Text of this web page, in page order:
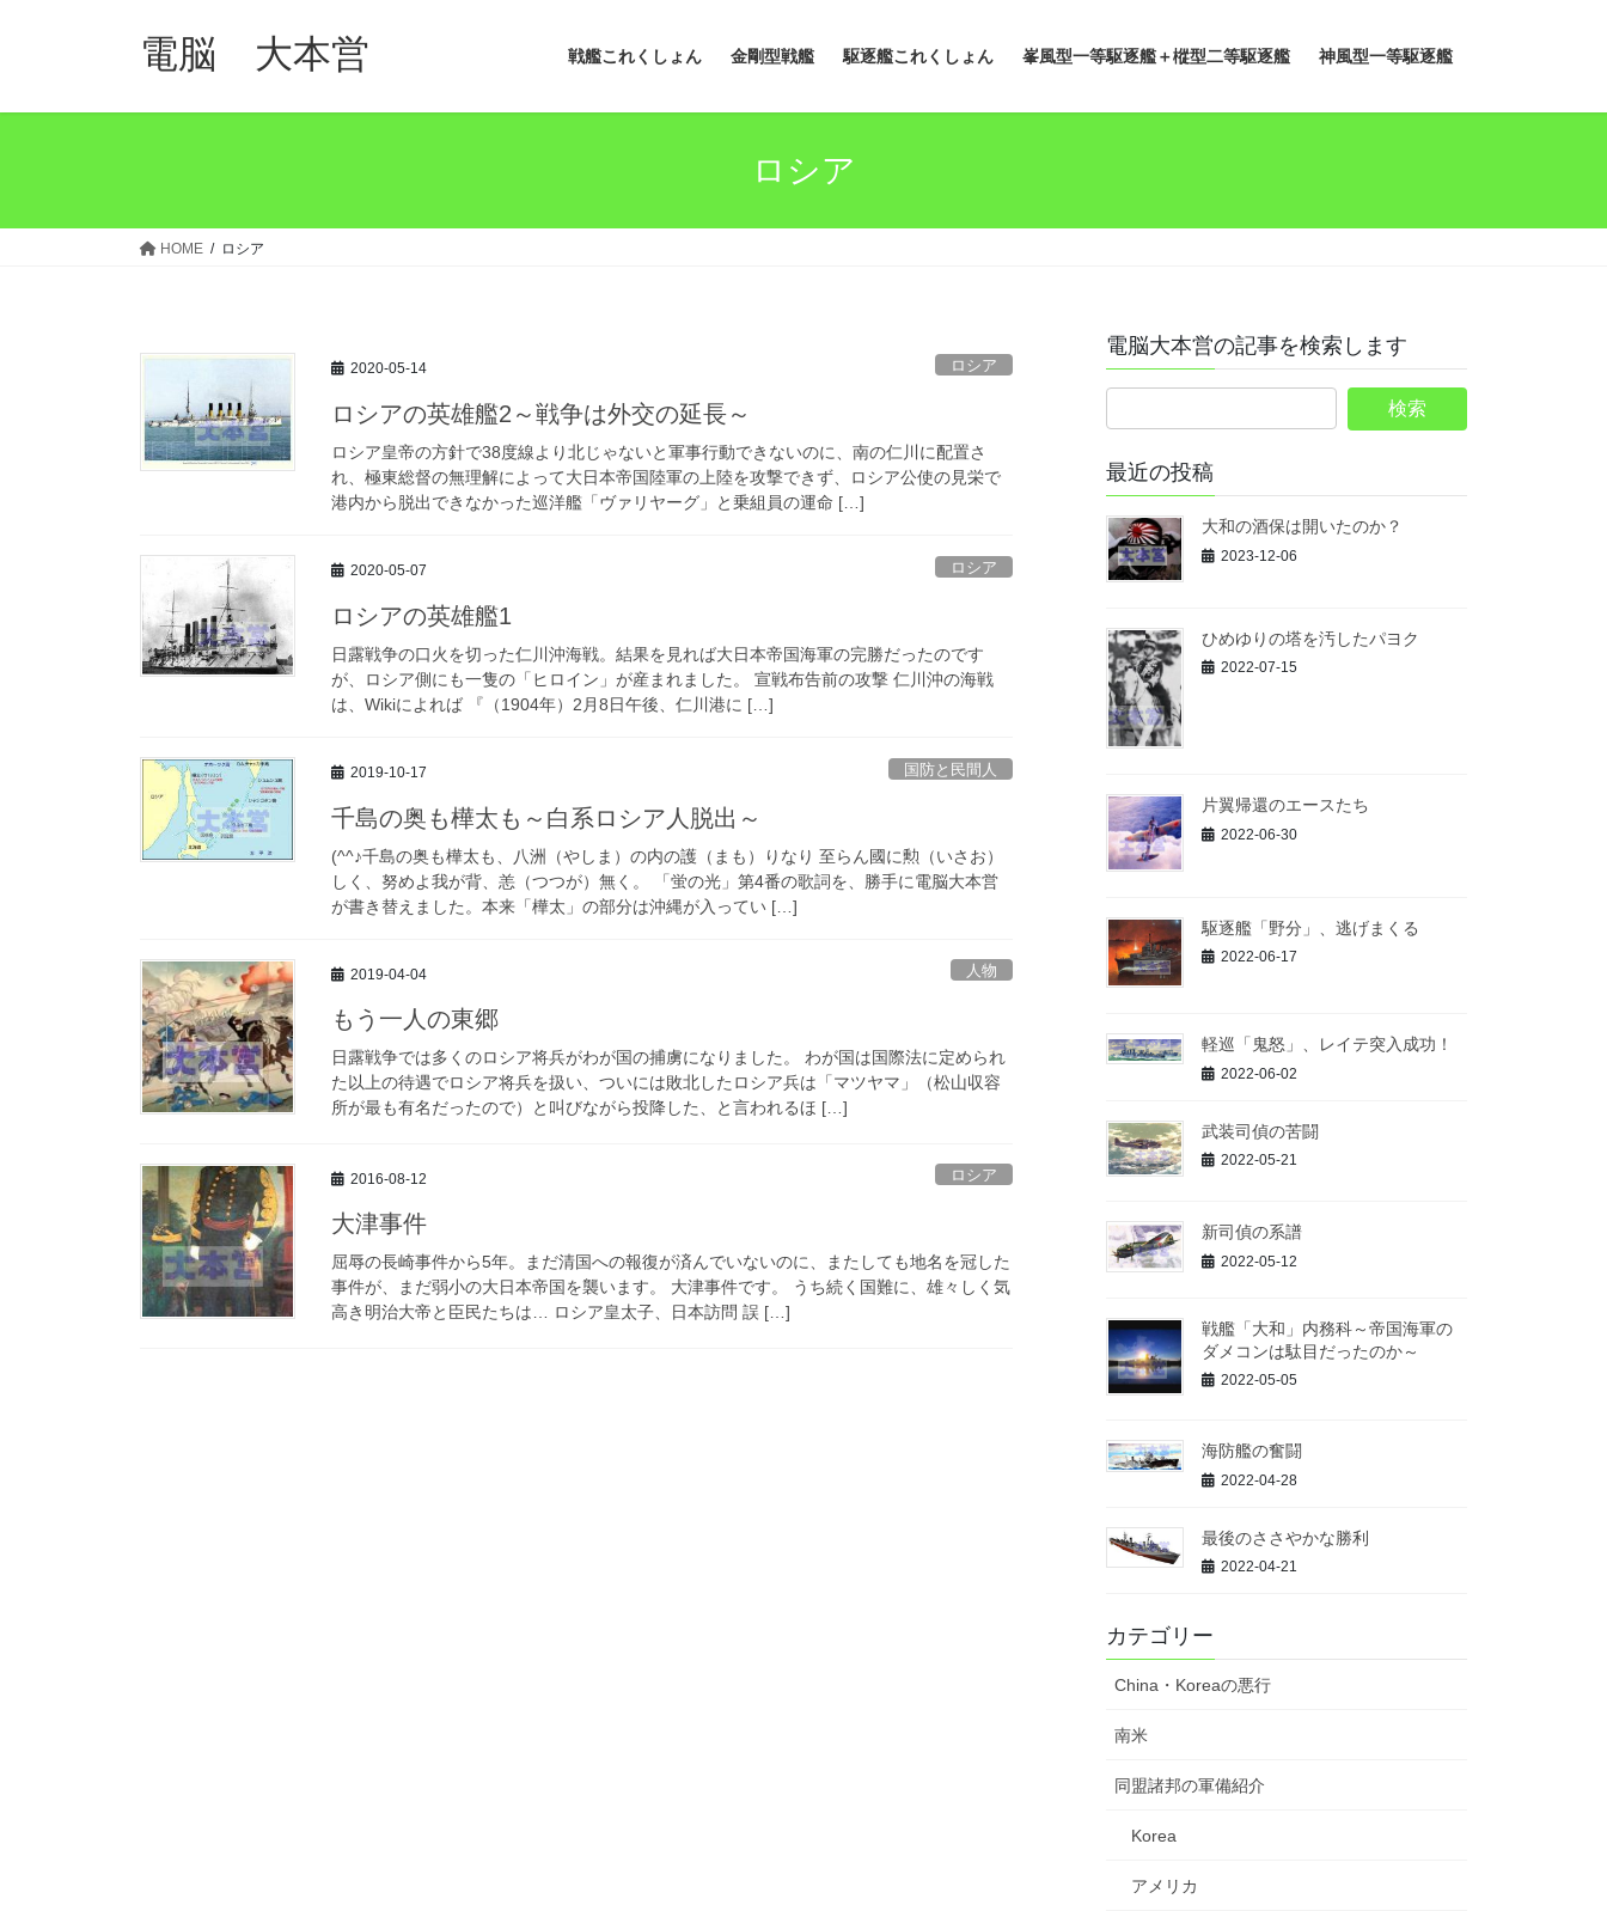
電脳 大本営 戦艦これくしょん 金剛型戦艦 駆逐艦これくしょん 峯風型一等駆逐艦＋樅型二等駆逐艦 神風型一等駆逐艦
ロシア
HOME ロシア
2020-05-14 ロシア
ロシアの英雄艦2～戦争は外交の延長～
ロシア皇帝の方針で38度線より北じゃないと軍事行動できないのに、南の仁川に配置さ
れ、極東総督の無理解によって大日本帝国陸軍の上陸を攻撃できず、ロシア公使の見栄で
港内から脱出できなかった巡洋艦「ヴァリヤーグ」と乗組員の運命 […]
2020-05-07 ロシア
ロシアの英雄艦1
日露戦争の口火を切った仁川沖海戦。結果を見れば大日本帝国海軍の完勝だったのです
が、ロシア側にも一隻の「ヒロイン」が産まれました。 宣戦布告前の攻撃 仁川沖の海戦
は、Wikiによれば 『（1904年）2月8日午後、仁川港に […]
2019-10-17 国防と民間人
千島の奥も樺太も～白系ロシア人脱出～
(^^♪千島の奥も樺太も、八洲（やしま）の内の護（まも）りなり 至らん國に勲（いさお）
しく、努めよ我が背、恙（つつが）無く。 「蛍の光」第4番の歌詞を、勝手に電脳大本営
が書き替えました。本来「樺太」の部分は沖縄が入ってい […]
2019-04-04 人物
もう一人の東郷
日露戦争では多くのロシア将兵がわが国の捕虜になりました。 わが国は国際法に定められ
た以上の待遇でロシア将兵を扱い、ついには敗北したロシア兵は「マツヤマ」（松山収容
所が最も有名だったので）と叫びながら投降した、と言われるほ […]
2016-08-12 ロシア
大津事件
屈辱の長崎事件から5年。まだ清国への報復が済んでいないのに、またしても地名を冠した
事件が、まだ弱小の大日本帝国を襲います。 大津事件です。 うち続く国難に、雄々しく気
高き明治大帝と臣民たちは… ロシア皇太子、日本訪問 誤 […]
電脳大本営の記事を検索します
最近の投稿
大和の酒保は開いたのか？
2023-12-06
ひめゆりの塔を汚したパヨク
2022-07-15
片翼帰還のエースたち
2022-06-30
駆逐艦「野分」、逃げまくる
2022-06-17
軽巡「鬼怒」、レイテ突入成功！
2022-06-02
武装司偵の苦闘
2022-05-21
新司偵の系譜
2022-05-12
戦艦「大和」内務科～帝国海軍の
ダメコンは駄目だったのか～
2022-05-05
海防艦の奮闘
2022-04-28
最後のささやかな勝利
2022-04-21
カテゴリー
China・Koreaの悪行
南米
同盟諸邦の軍備紹介
Korea
アメリカ